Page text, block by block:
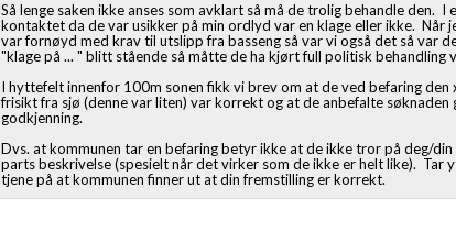
Så lenge saken ikke anses som avklart så må de trolig behandle den.
kontaktet da de var usikker på min ordlyd var en klage eller ikke.
var fornøyd med krav til utslipp fra basseng så var vi også det så var
"klage på ... " blitt stående så måtte de ha kjørt full politisk behandling
I hyttefelt innenfor 100m sonen fikk vi brev om at de ved befaring
frisikt fra sjø (denne var liten) var korrekt og at de anbefalte
godkjenning.
Dvs. at kommunen tar en befaring betyr ikke at de ikke tror på deg/
parts beskrivelse (spesielt når det virker som de ikke er helt like). Tar
tjene på at kommunen finner ut at din fremstilling er korrekt.